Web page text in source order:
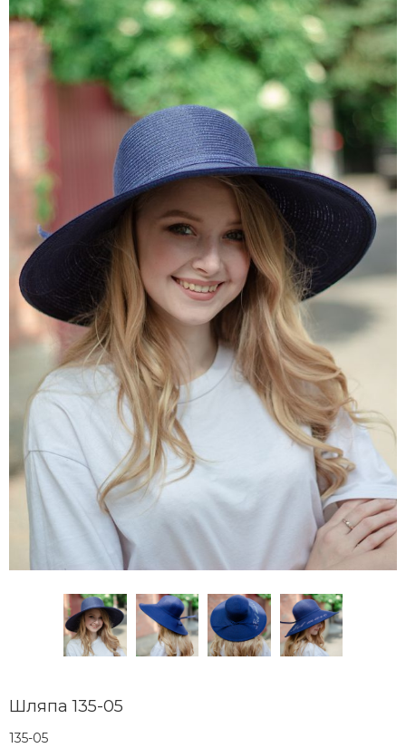
Шляпа 135-05
135-05